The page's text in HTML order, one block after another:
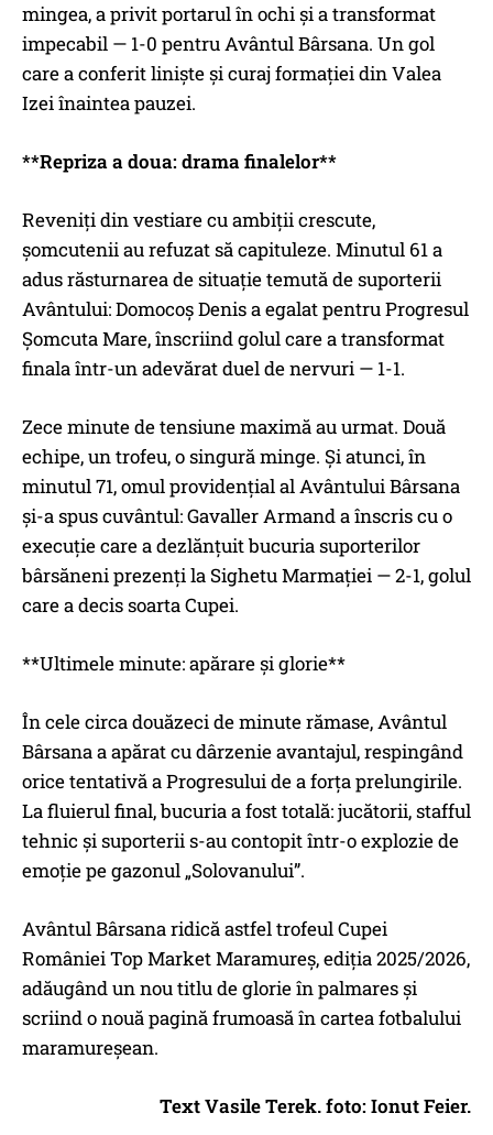
mingea, a privit portarul în ochi și a transformat
impecabil — 1-0 pentru Avântul Bârsana. Un gol
care a conferit liniște și curaj formației din Valea
Izei înaintea pauzei.
**Repriza a doua: drama finalelor**
Reveniți din vestiare cu ambiții crescute,
șomcutenii au refuzat să capituleze. Minutul 61 a
adus răsturnarea de situație temută de suporterii
Avântului: Domocoș Denis a egalat pentru Progresul
Șomcuta Mare, înscriind golul care a transformat
finala într-un adevărat duel de nervuri — 1-1.
Zece minute de tensiune maximă au urmat. Două
echipe, un trofeu, o singură minge. Și atunci, în
minutul 71, omul providențial al Avântului Bârsana
și-a spus cuvântul: Gavaller Armand a înscris cu o
execuție care a dezlănțuit bucuria suporterilor
bârsăneni prezenți la Sighetu Marmației — 2-1, golul
care a decis soarta Cupei.
**Ultimele minute: apărare și glorie**
În cele circa douăzeci de minute rămase, Avântul
Bârsana a apărat cu dârzenie avantajul, respingând
orice tentativă a Progresului de a forța prelungirile.
La fluierul final, bucuria a fost totală: jucătorii, stafful
tehnic și suporterii s-au contopit într-o explozie de
emoție pe gazonul „Solovanului”.
Avântul Bârsana ridică astfel trofeul Cupei
României Top Market Maramureș, ediția 2025/2026,
adăugând un nou titlu de glorie în palmares și
scriind o nouă pagină frumoasă în cartea fotbalului
maramureșean.
Text Vasile Terek. foto: Ionut Feier.